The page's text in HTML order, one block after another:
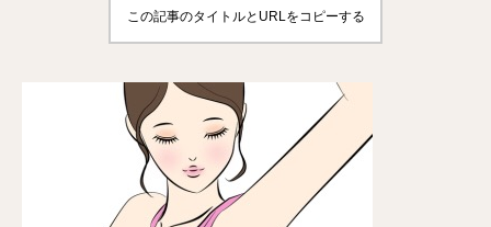
この記事のタイトルとURLをコピーする